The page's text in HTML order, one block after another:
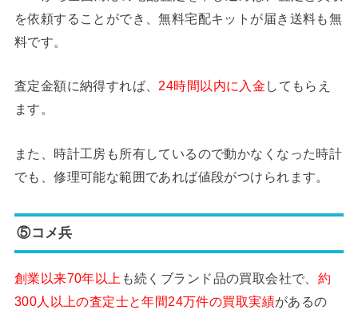
を依頼することができ、無料宅配キットが届き送料も無
料です。
査定金額に納得すれば、 24時間以内に入金 してもらえ
ます。
また、時計工房も所有しているので動かなくなった時計
でも、修理可能な範囲であれば値段がつけられます。
⑤コメ兵
創業以来70年以上 も続くブランド品の買取会社で、 約
300人以上の査定士と年間24万件の買取実績があるの